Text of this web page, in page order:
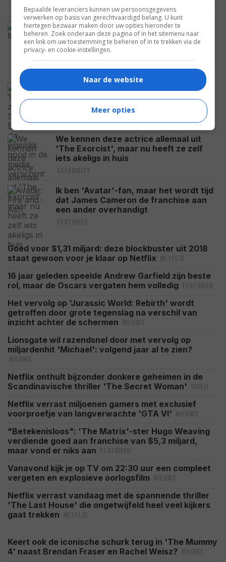
FEATURED
Oded Fehr onthult 1 dag na de
aankondiging gelijk een eerste blik op
zijn oudere personage Ardeth Bay in
'The Mummy 4'
FOTO
Bullock die eigenlijk nooit in de media
verschijnt
We kennen deze actrice allemaal uit
'The Exorcist', maar nu heeft ze zelf
iets akeligs in huis
Ik ben 'Avatar'-fan, maar het wordt tijd
dat James Cameron de franchise aan
een ander overhandigt
Goed voor $1,31 miljard: deze blockbuster uit 2018
staat gewoon voor je klaar op Netflix
16 jaar geleden speelde Andrew Garfield zijn beste
rol, maar de Oscars vergaten hem volledig
Het vervolg op 'Jurassic World: Rebirth' wordt
getroffen door grote tegenslag na verschil van
inzicht achter de schermen
Lionsgate wil razendsnel door met vervolg op
miljardenhit 'Michael': volgend jaar al te zien?
Netflix onthult bijzonder donkere geheimen in de
Scandinavische thriller 'The Secret Woman'
Netflix verrast miljoenen gamers met exclusief
voorproefje van langverwachte 'GTA VI'
"Betekenisloos": 'The Matrix'-ster Hugo Weaving
verdiende goed aan franchise van $5,3 miljard,
maar vond er niks aan
Vanavond kijk je op TV om 22:30 uur een compleet
vergeten en explosieve oorlogsfilm
Netflix verrast vandaag met de spannende thriller
'The Last House' die ongetwijfeld heel veel kijkers
gaat trekken
Keert ook de iconische schurk terug in 'The Mummy
4' naast Brendan Fraser en Rachel Weisz?
Bepaalde leveranciers kunnen uw persoonsgegevens
verwerken op basis van gerechtvaardigd belang. U kunt
hiertegen bezwaar maken door uw opties hieronder te
beheren. Zoek onderaan deze pagina of in het sitemenu naar
een link om uw toestemming te beheren of in te trekken via de
privacy- en cookie-instellingen.
Naar de website
Meer opties